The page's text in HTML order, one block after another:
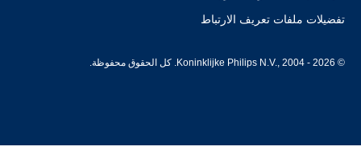
تفضيلات ملفات تعريف الارتباط
© Koninklijke Philips N.V., 2004 - 2026. كل الحقوق محفوظة.